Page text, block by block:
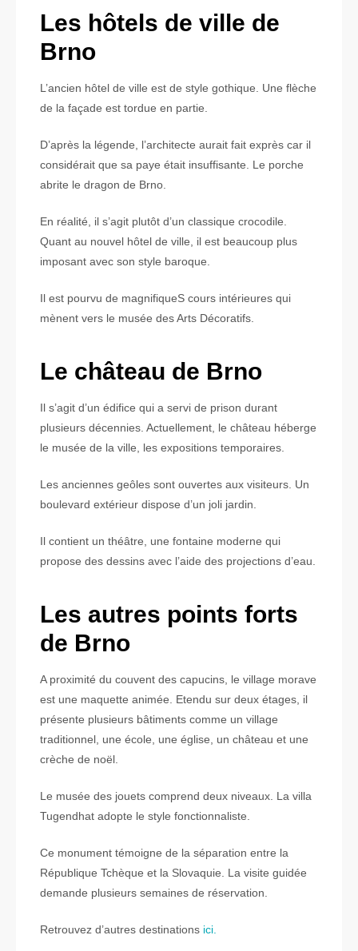
Les hôtels de ville de
Brno
L’ancien hôtel de ville est de style gothique. Une flèche
de la façade est tordue en partie.
D’après la légende, l’architecte aurait fait exprès car il
considérait que sa paye était insuffisante. Le porche
abrite le dragon de Brno.
En réalité, il s’agit plutôt d’un classique crocodile.
Quant au nouvel hôtel de ville, il est beaucoup plus
imposant avec son style baroque.
Il est pourvu de magnifiqueS cours intérieures qui
mènent vers le musée des Arts Décoratifs.
Le château de Brno
Il s’agit d’un édifice qui a servi de prison durant
plusieurs décennies. Actuellement, le château héberge
le musée de la ville, les expositions temporaires.
Les anciennes geôles sont ouvertes aux visiteurs. Un
boulevard extérieur dispose d’un joli jardin.
Il contient un théâtre, une fontaine moderne qui
propose des dessins avec l’aide des projections d’eau.
Les autres points forts
de Brno
A proximité du couvent des capucins, le village morave
est une maquette animée. Etendu sur deux étages, il
présente plusieurs bâtiments comme un village
traditionnel, une école, une église, un château et une
crèche de noël.
Le musée des jouets comprend deux niveaux. La villa
Tugendhat adopte le style fonctionnaliste.
Ce monument témoigne de la séparation entre la
République Tchèque et la Slovaquie. La visite guidée
demande plusieurs semaines de réservation.
Retrouvez d’autres destinations ici.